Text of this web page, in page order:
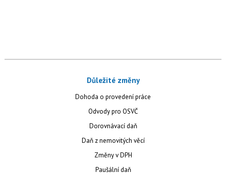
Důležité změny
Dohoda o provedení práce
Odvody pro OSVČ
Dorovnávací daň
Daň z nemovitých věcí
Změny v DPH
Paušální daň